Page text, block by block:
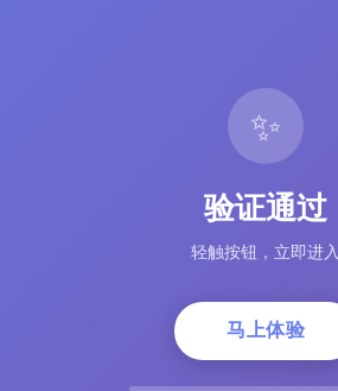
✨
验证通过
轻触按钮，立即进入
马上体验